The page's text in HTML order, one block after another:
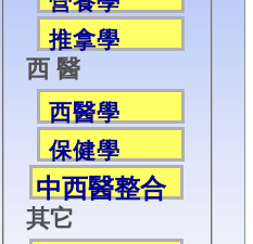
推拿學
西 醫
西醫學
保健學
中西醫整合
其它